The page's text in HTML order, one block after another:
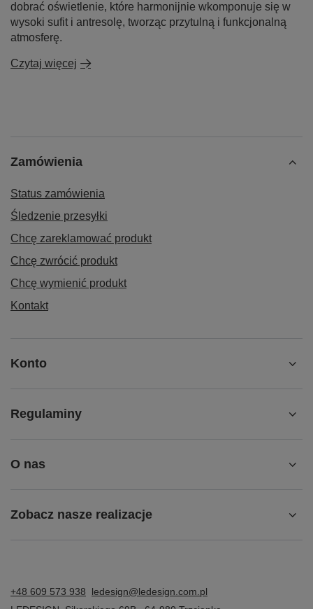
dobrać oświetlenie, które harmonijnie wkomponuje się w
wysoki sufit i antresolę, tworząc przytulną i funkcjonalną
atmosferę.
Czytaj więcej
Zamówienia
Status zamówienia
Śledzenie przesyłki
Chcę zareklamować produkt
Chcę zwrócić produkt
Chcę wymienić produkt
Kontakt
Konto
Regulaminy
O nas
Zobacz nasze realizacje
+48 609 573 938
ledesign@ledesign.com.pl